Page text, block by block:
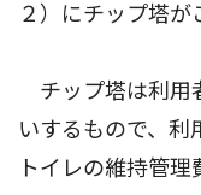
２）にチップ塔が
チップ塔は利用
いするもので、利
トイレの維持管理